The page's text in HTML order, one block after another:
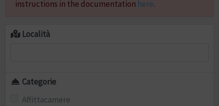
instructions in the documentation here.
Località
Categorie
Affittacamere